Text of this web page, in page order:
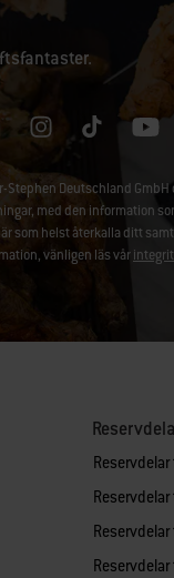
Deutschland
med den information
som helst återkalla ditt
vänligen läs vår